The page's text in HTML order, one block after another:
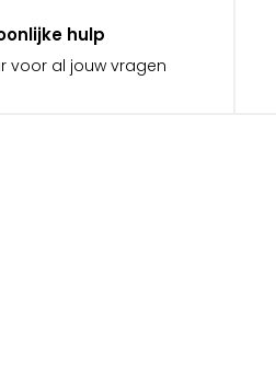
hulp
voor al jouw vragen